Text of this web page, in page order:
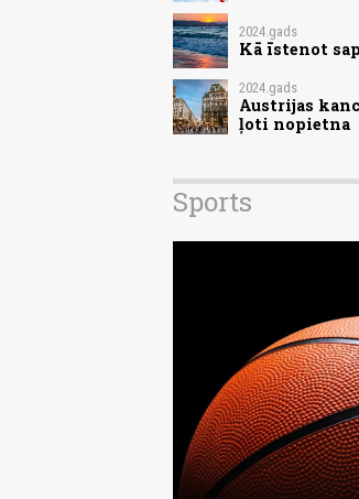
2024.gads
Kā īstenot
2024.gads
Austrijas
ļoti nopietna
Sports